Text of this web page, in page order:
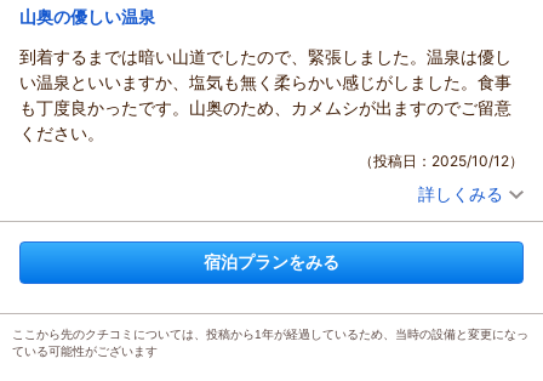
宿泊価格帯： 6,001～7,000円(大人一人あたり/税込)
グリーンパーク もりのいずみからの返信
ご利用頂き、誠にありがとうございます。
気に入って頂けたようで嬉しく思います。
５月頃には新緑、10月後半には紅葉等、
白神山地の色々な表情を楽しんで頂けたら幸いです。
（返信日：2025/11/06）
山奥の優しい温泉
到着するまでは暗い山道でしたので、緊張しました。温泉は優し
い温泉といいますか、塩気も無く柔らかい感じがしました。食事
も丁度良かったです。山奥のため、カメムシが出ますのでご留意
ください。
（投稿日：2025/10/12）
投稿者： カープさん(男性/40代)
宿泊プラン： 【1泊2食付】名湯に浸かってリフレッシュ★雄大な自然に囲ま
れた当館で癒しのひとときを◎
和室 朝・夕
グリーンパーク もりのいずみからの返信
詳しくみる
宿泊プランをみる
ここから先のクチコミについては、投稿から1年が経過しているため、当時の設備と変更になっ
ている可能性がございます